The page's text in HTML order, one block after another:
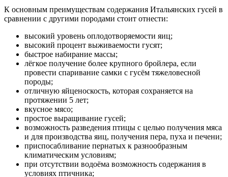
К основным преимуществам содержания Итальянских гусей в
сравнении с другими породами стоит отнести:
высокий уровень оплодотворяемости яиц;
высокий процент выживаемости гусят;
быстрое набирание массы;
лёгкое получение более крупного бройлера, если
провести спаривание самки с гусём тяжеловесной
породы;
отличную яйценоскость, которая сохраняется на
протяжении 5 лет;
вкусное мясо;
простое выращивание гусей;
возможность разведения птицы с целью получения мяса
и для производства яиц, получения пера, пуха и печени;
приспосабливание пернатых к разнообразным
климатическим условиям;
при отсутствии водоёма возможность содержания в
условиях птичника;